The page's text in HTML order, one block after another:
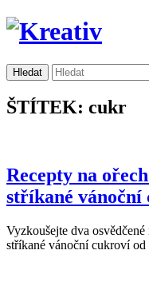
ŠTÍTEK: cukr
Recepty na
stříkané vánoční
Vyzkoušejte dva
stříkané vánoční cukroví